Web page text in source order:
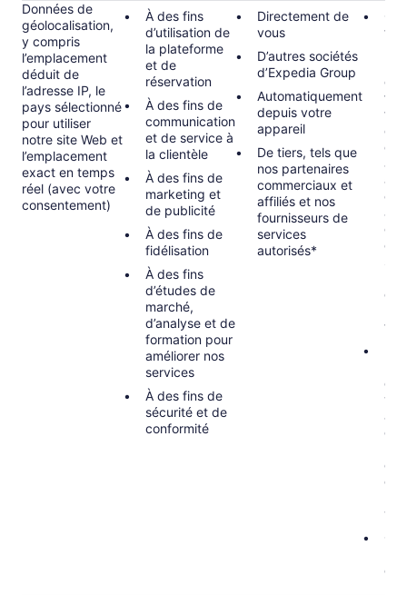
Données de
géolocalisation,
y compris
l’emplacement
déduit de
l’adresse IP, le
pays sélectionné
pour utiliser
notre site Web et
l’emplacement
exact en temps
réel (avec votre
consentement)
À des fins
d’utilisation de
la plateforme
et de
réservation
À des fins de
communication
et de service à
la clientèle
À des fins de
marketing et
de publicité
À des fins de
fidélisation
À des fins
d’études de
marché,
d’analyse et de
formation pour
améliorer nos
services
À des fins de
sécurité et de
conformité
Directement de
vous
D’autres sociétés
d’Expedia Group
Automatiquement
depuis votre
appareil
De tiers, tels que
nos partenaires
commerciaux et
affiliés et nos
fournisseurs de
services
autorisés*
à
en